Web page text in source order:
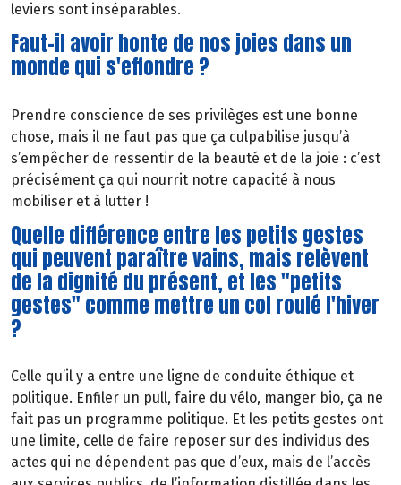
leviers sont inséparables.
Faut-il avoir honte de nos joies dans un
monde qui s'effondre ?
Prendre conscience de ses privilèges est une bonne
chose, mais il ne faut pas que ça culpabilise jusqu’à
s’empêcher de ressentir de la beauté et de la joie : c’est
précisément ça qui nourrit notre capacité à nous
mobiliser et à lutter !
Quelle différence entre les petits gestes
qui peuvent paraître vains, mais relèvent
de la dignité du présent, et les "petits
gestes" comme mettre un col roulé l'hiver
?
Celle qu’il y a entre une ligne de conduite éthique et
politique. Enfiler un pull, faire du vélo, manger bio, ça ne
fait pas un programme politique. Et les petits gestes ont
une limite, celle de faire reposer sur des individus des
actes qui ne dépendent pas que d’eux, mais de l’accès